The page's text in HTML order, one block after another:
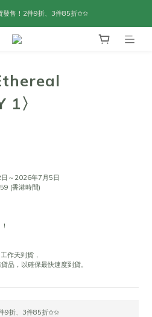
發售！2件9折、3件85折✩✩
〉
～2026年7月5日
(香港時間)
作天到貨，
品，以確保最快速度到貨。
9折、3件85折✩✩